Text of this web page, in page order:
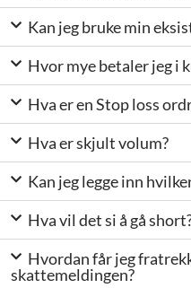
Kan jeg bruke min
Hvor mye betaler jeg i
Hva er en Stop loss
Hva er skjult volum?
Kan jeg legge inn
Hva vil det si å gå
Hvordan får jeg
skattemeldingen?